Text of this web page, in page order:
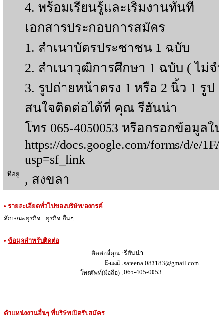
4. พร้อมเรียนรู้และเริ่มงานทันที
เอกสารประกอบการสมัคร
1. สำเนาบัตรประชาชน 1 ฉบับ
2. สำเนาวุฒิการศึกษา 1 ฉบับ ( ไม่
3. รูปถ่ายหน้าตรง 1 หรือ 2 นิ้ว 1 รูป
สนใจติดต่อได้ที่ คุณ รีฮันน่า
โทร 065-4050053 หรือกรอกข้อมู
https://docs.google.com/forms/d/e/
usp=sf_link
ที่อยู่ : , สงขลา
• รายละเอียดทั่วไปของบริษัท/องกรค์
ลักษณะธุรกิจ : ธุรกิจ อื่นๆ
• ข้อมูลสำหรับติดต่อ
ติดต่อที่คุณ :รีฮันน่า
E-mail :sareena.083183@gmail.com
โทรศัพท์(มือถือ) :065-405-0053
ตำแหน่งงานอื่นๆ ที่บริษัทเปิดรับสมัคร